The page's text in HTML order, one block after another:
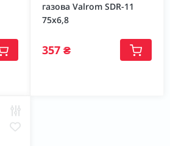
газова Valrom SDR-11
75х6,8
357 ₴